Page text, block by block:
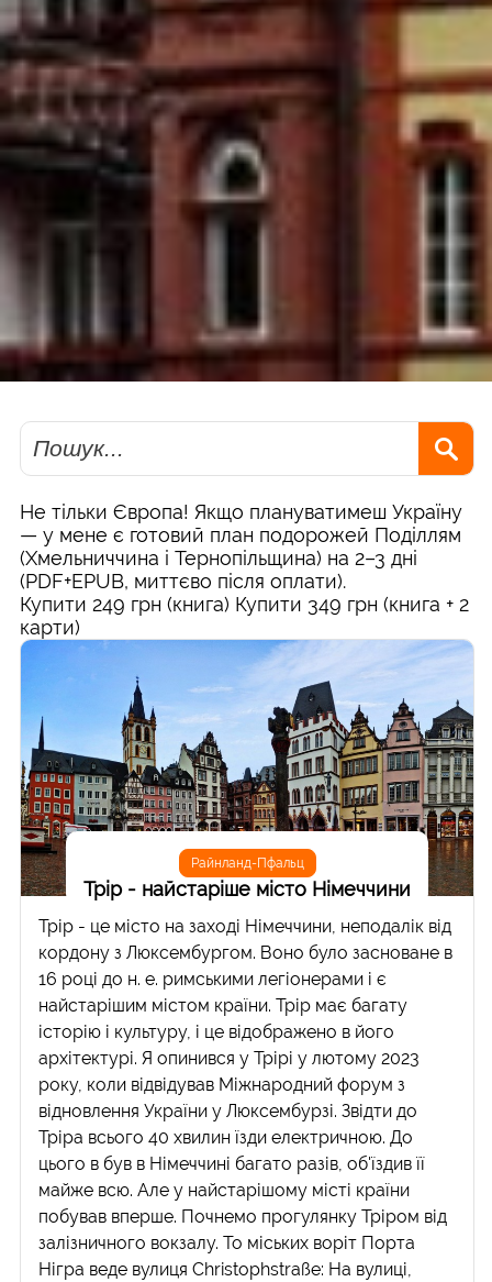
Пошук
Не тільки Європа! Якщо плануватимеш Україну
— у мене є готовий план подорожей Поділлям
(Хмельниччина і Тернопільщина) на 2–3 дні
(PDF+EPUB, миттєво після оплати).
Купити 249 грн (книга) Купити 349 грн (книга + 2
карти)
Райнланд-Пфальц
Трір - найстаріше місто Німеччини
Трір - це місто на заході Німеччини, неподалік від
кордону з Люксембургом. Воно було засноване в
16 році до н. е. римськими легіонерами і є
найстарішим містом країни. Трір має багату
історію і культуру, і це відображено в його
архітектурі. Я опинився у Трірі у лютому 2023
року, коли відвідував Міжнародний форум з
відновлення України у Люксембурзі. Звідти до
Тріра всього 40 хвилин їзди електричною. До
цього в був в Німеччині багато разів, об'їздив її
майже всю. Але у найстарішому місті країни
побував вперше. Почнемо прогулянку Тріром від
залізничного вокзалу. То міських воріт Порта
Нігра веде вулиця Christophstraße: На вулиці,